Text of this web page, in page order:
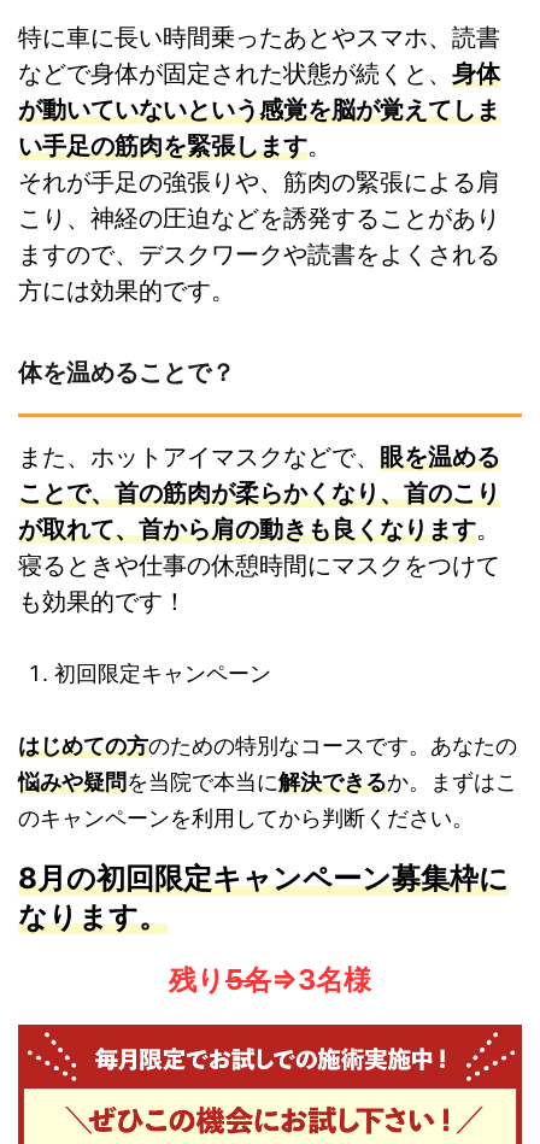
特に車に長い時間乗ったあとやスマホ、読書
などで身体が固定された状態が続くと、 身体
が動いていないという感覚を脳が覚えてしま
い手足の筋肉を緊張します。
それが手足の強張りや、筋肉の緊張による肩
こり、神経の圧迫などを誘発することがあり
ますので、デスクワークや読書をよくされる
方には効果的です。
体を温めることで？
また、ホットアイマスクなどで、 眼を温める
ことで、首の筋肉が柔らかくなり、首のこり
が取れて、首から肩の動きも良くなります。
寝るときや仕事の休憩時間にマスクをつけて
も効果的です！
初回限定キャンペーン
はじめての方のための特別なコースです。あなたの
悩みや疑問を当院で本当に解決できるか。まずはこ
のキャンペーンを利用してから判断ください。
8月の初回限定キャンペーン募集枠に
なります。
残り 5名⇒3名様